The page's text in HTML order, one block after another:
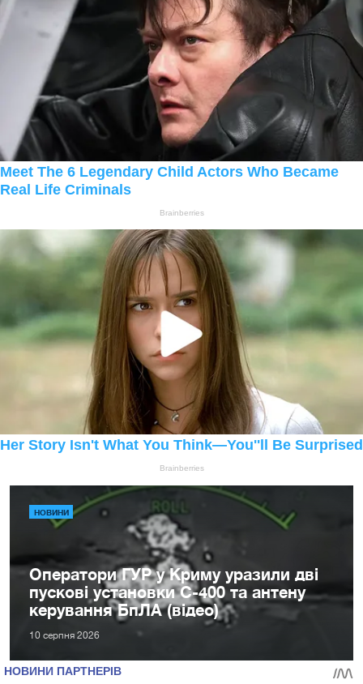
НОВИНИ
Оператори ГУР у Криму уразили дві
пускові установки С-400 та антену
керування БпЛА (відео)
10 серпня 2026